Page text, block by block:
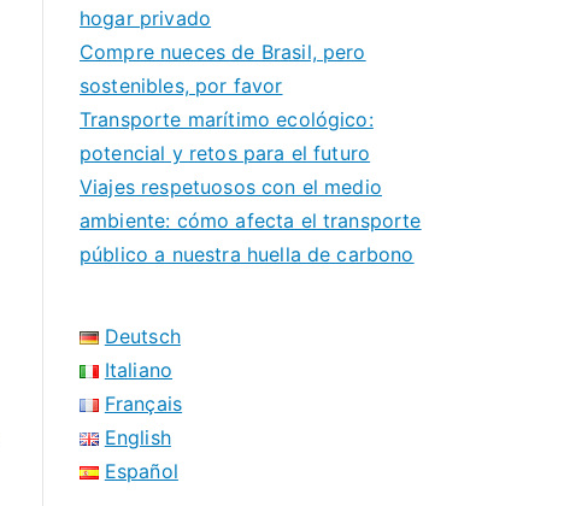
hogar privado
Compre nueces de Brasil, pero
sostenibles, por favor
Transporte marítimo ecológico:
potencial y retos para el futuro
Viajes respetuosos con el medio
ambiente: cómo afecta el transporte
público a nuestra huella de carbono
Deutsch
Italiano
Français
English
Español